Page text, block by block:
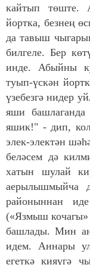
кайтып төште.
йортка, безнең
да тавыш
билгеле. Бер
инде. Абыйны
туып-үскән
үзебезгә нидер
яши
яшик!" - дип,
элек-электән
беләсем дә
хатын шулай
аерылышмыйча
районыннан
(«Язмыш кочагы»
башлады. Мин
идем. Аннары
егеткә кияүгә